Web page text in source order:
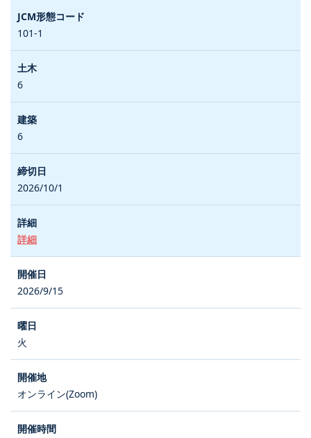
101-1
6
6
2026/10/1
詳細
2026/9/15
火
オンライン(Zoom)